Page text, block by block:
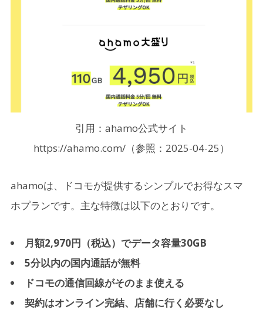
引用：ahamo公式サイト
https://ahamo.com/（参照：2025-04-25）
ahamoは、ドコモが提供するシンプルでお得なスマ
ホプランです。主な特徴は以下のとおりです。
月額2,970円（税込）でデータ容量30GB
5分以内の国内通話が無料
ドコモの通信回線がそのまま使える
契約はオンライン完結、店舗に行く必要なし